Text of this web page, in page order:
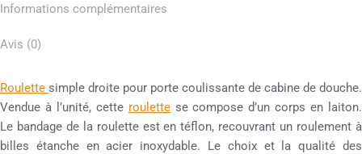
Informations complémentaires
Avis (0)
Roulette simple droite pour porte coulissante de cabine de douche.
Vendue à l’unité, cette roulettese compose d’un corps en laiton.
Le bandage de la roulette est en téflon, recouvrant un roulement à
billes étanche en acier inoxydable. Le choix et la qualité des